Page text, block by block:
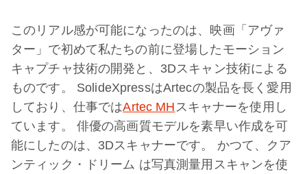
このリアル感が可能になったのは、映画「アヴァ
ター」で初めて私たちの前に登場したモーション
キャプチャ技術の開発と、3Dスキャン技術による
ものです。 SolideXpressはArtecの製品を長く愛用
しており、仕事ではArtec MHスキャナーを使用し
ています。 俳優の高画質モデルを素早い作成を可
能にしたのは、3Dスキャナーです。 かつて、クア
ンティック・ドリーム は写真測量用スキャンを使